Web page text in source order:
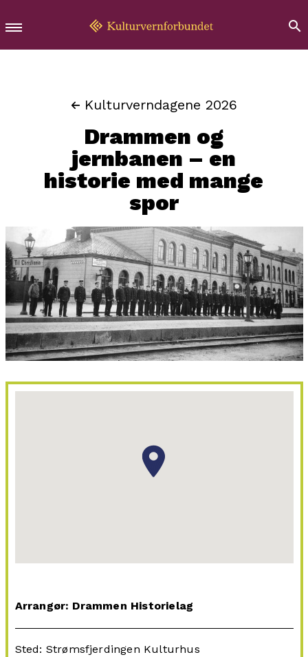
Kulturverndagene 2026
Drammen og
jernbanen – en
historie med mange
spor
Arrangør: Drammen Historielag
Sted: Strømsfjerdingen Kulturhus